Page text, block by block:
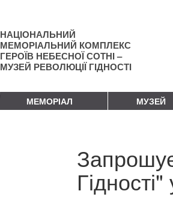
НАЦІОНАЛЬНИЙ
МЕМОРІАЛЬНИЙ КОМПЛЕКС
ГЕРОЇВ НЕБЕСНОЇ СОТНІ –
МУЗЕЙ РЕВОЛЮЦІЇ ГІДНОСТІ
МЕМОРІАЛ МУЗЕЙ
Гідності"